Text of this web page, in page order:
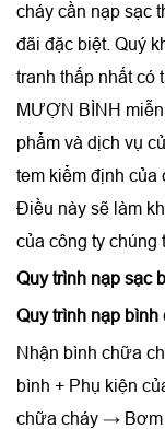
cháy cần nạp sạc
đãi đặc biệt. Quý
tranh thấp nhất có
MƯỢN BÌNH
phẩm và dịch vụ
tem kiểm định của
Điều này sẽ làm
của công ty chúng
Quy trình nạp sạc
Quy trình nạp bình
Nhận bình chữa
bình + Phụ kiện
chữa cháy → Bơm